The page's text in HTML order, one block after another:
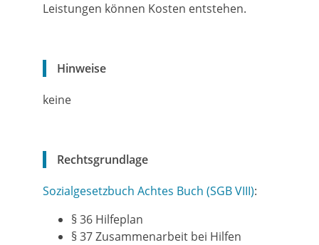
Leistungen können Kosten entstehen.
Hinweise
keine
Rechtsgrundlage
Sozialgesetzbuch Achtes Buch (SGB VIII):
§ 36 Hilfeplan
§ 37 Zusammenarbeit bei Hilfen